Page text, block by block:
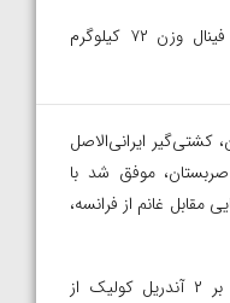
فرنگی‌کار ایرانی‌الاصل صربستان به فینال وزن ۷۲ کیلوگرم
کشتی‌گیر ایرانی‌الاصل
صربستان، موفق شد با
مقابل غانم از فرانسه،
ارسلان در دور نخست با نتیجه ۱۱ بر ۲ آندریل کولیک از